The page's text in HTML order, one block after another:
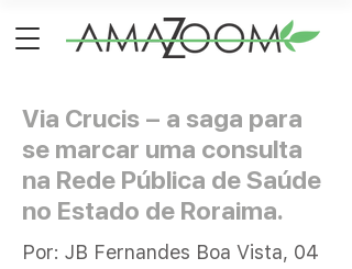
Via Crucis – a saga para
se marcar uma consulta
na Rede Pública de Saúde
no Estado de Roraima.
Por: JB Fernandes Boa Vista, 04